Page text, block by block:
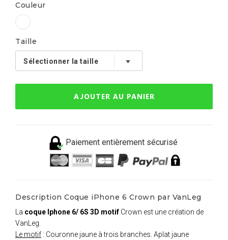
Couleur
Taille
AJOUTER AU PANIER
Paiement entièrement sécurisé
Description Coque iPhone 6 Crown par VanLeg
La coque Iphone 6/ 6S 3D motif Crown est une création de
VanLeg.
Le motif : Couronne jaune à trois branches. Aplat jaune